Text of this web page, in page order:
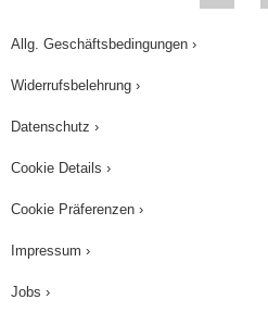
Allg. Geschäftsbedingungen ›
Widerrufsbelehrung ›
Datenschutz ›
Cookie Details ›
Cookie Präferenzen ›
Impressum ›
Jobs ›